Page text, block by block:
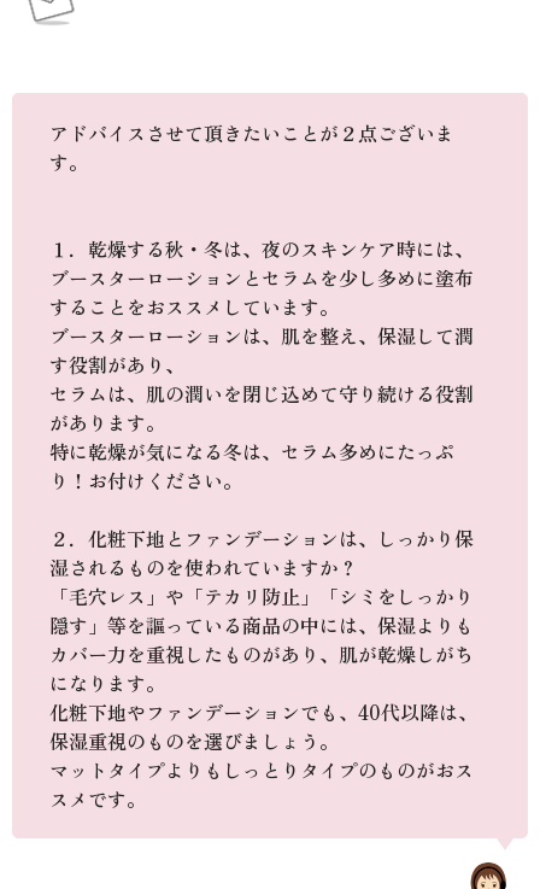
アドバイスさせて頂きたいことが２点ございま
す。
１．乾燥する秋・冬は、夜のスキンケア時には、
ブースターローションとセラムを少し多めに塗布
することをおススメしています。
ブースターローションは、肌を整え、保湿して潤
す役割があり、
セラムは、肌の潤いを閉じ込めて守り続ける役割
があります。
特に乾燥が気になる冬は、セラム多めにたっぷ
り！お付けください。
２．化粧下地とファンデーションは、しっかり保
湿されるものを使われていますか？
「毛穴レス」や「テカリ防止」「シミをしっかり
隠す」等を謳っている商品の中には、保湿よりも
カバー力を重視したものがあり、肌が乾燥しがち
になります。
化粧下地やファンデーションでも、40代以降は、
保湿重視のものを選びましょう。
マットタイプよりもしっとりタイプのものがおス
スメです。